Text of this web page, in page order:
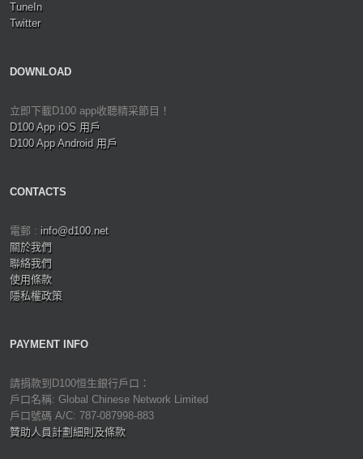
TuneIn
Twitter
DOWNLOAD
立即下載D100 app收聽精采節目！
D100 App iOS 用戶
D100 App Android 用戶
CONTACTS
電郵 : info@d100.net
關於我們
聯絡我們
使用條款
隱私權政策
PAYMENT INFO
請捐款到D100恒生銀行戶口：
戶口名稱: Global Chinese Network Limited
戶口號碼 A/C: 787-087998-883
贊助人員計劃細則及條款